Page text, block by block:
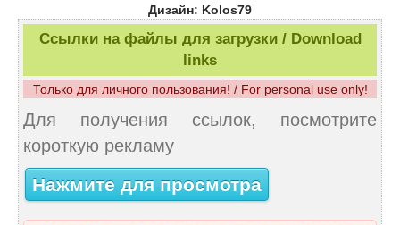
Дизайн: Kolos79
Ссылки на файлы для загрузки / Download
links
Только для личного пользования! / For personal use only!
Для получения ссылок, посмотрите
короткую рекламу
Нажмите для просмотра